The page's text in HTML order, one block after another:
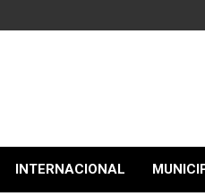
INTERNACIONAL